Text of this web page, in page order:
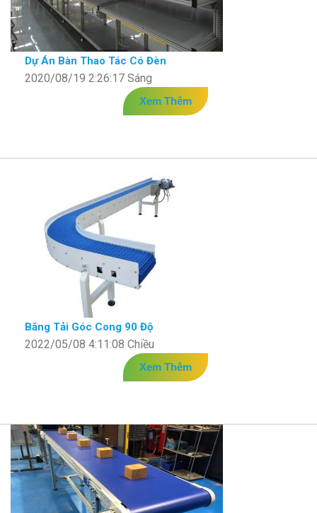
Dự Án Bàn Thao Tác Có Đèn
2020/08/19 2:26:17 Sáng
Xem Thêm
Băng Tải Góc Cong 90 Độ
2022/05/08 4:11:08 Chiều
Xem Thêm